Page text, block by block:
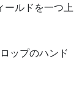
ールドを一つ上
ップのハンド